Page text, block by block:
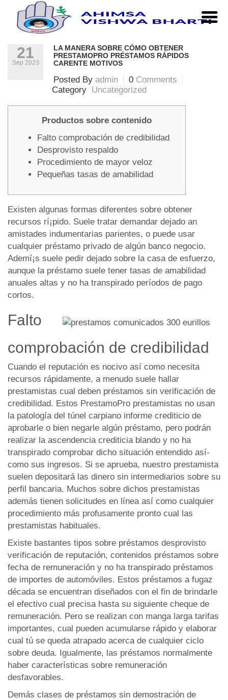
Home | Uncategorized | La manera sobre cómo obtener
PrestamoPro préstamos rápidos carente motivos
21
Sep 2023
LA MANERA SOBRE CÓMO OBTENER
PRESTAMOPRO PRÉSTAMOS RÁPIDOS
CARENTE MOTIVOS
Posted By admin 0 Comments
Category Uncategorized
Productos sobre contenido
Falto comprobación de credibilidad
Desprovisto respaldo
Procedimiento de mayor veloz
Pequeñas tasas de amabilidad
Existen algunas formas diferentes sobre obtener
recursos rí¡pido. Suele tratar demandar dejado an
amistades indumentarias parientes, o puede usar
cualquier préstamo privado de algún banco negocio.
Ademí¡s suele pedir dejado sobre la casa de esfuerzo,
aunque la préstamo suele tener tasas de amabilidad
anuales altas y no ha transpirado períodos de pago
cortos.
Falto
comprobación de credibilidad
Cuando el reputación es nocivo así­ como necesita
recursos rápidamente, a menudo suele hallar
prestamistas cual deben préstamos sin verificación de
credibilidad. Estos PrestamoPro prestamistas no usan
la patologí­a del túnel carpiano informe crediticio de
aprobarle o bien negarle algún préstamo, pero podrán
realizar la ascendencia crediticia blando y no ha
transpirado comprobar dicho situación entendido así­
como sus ingresos. Si se aprueba, nuestro prestamista
suelen depositará las dinero sin intermediarios sobre su
perfil bancaria. Muchos sobre dichos prestamistas
además tienen solicitudes en línea así­ como cualquier
procedimiento más profusamente pronto cual las
prestamistas habituales.
Existe bastantes tipos sobre préstamos desprovisto
verificación de reputación, contenidos préstamos sobre
fecha de remuneración y no ha transpirado préstamos
de importes de automóviles. Estos préstamos a fugaz
década se encuentran diseñados con el fin de brindarle
el efectivo cual precisa hasta su siguiente cheque de
remuneración. Pero se realizan con manga larga tarifas
importantes, cual pueden acumularse rápido y elaborar
cual tú se queda atrapado acerca de cualquier ciclo
sobre deuda. Igualmente, las préstamos normalmente
haber características sobre remuneración
desfavorables.
Demás clases de préstamos sin demostración de